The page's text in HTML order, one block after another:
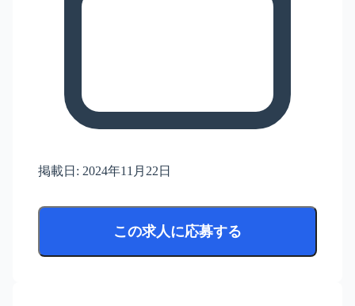
掲載日: 2024年11月22日
この求人に応募する